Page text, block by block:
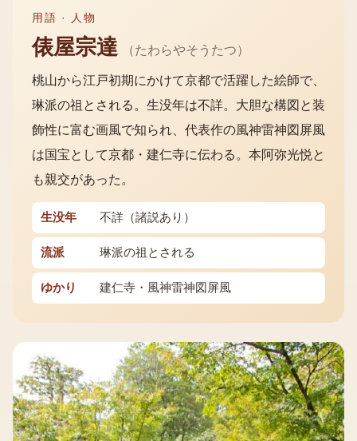
用語 · 人物
俵屋宗達 （たわらやそうたつ）
桃山から江戸初期にかけて京都で活躍した絵師で、
琳派の祖とされる。生没年は不詳。大胆な構図と装
飾性に富む画風で知られ、代表作の風神雷神図屏風
は国宝として京都・建仁寺に伝わる。本阿弥光悦と
も親交があった。
生没年 不詳（諸説あり）
流派 琳派の祖とされる
ゆかり 建仁寺・風神雷神図屏風